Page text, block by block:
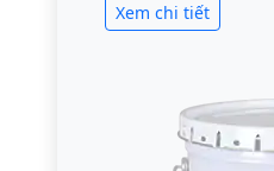
Xem chi tiết